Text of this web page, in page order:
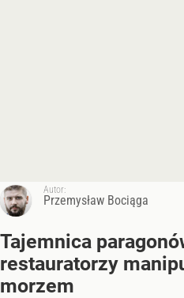
Autor:
Przemysław Bociąga
Tajemnica
restauratorzy
morzem